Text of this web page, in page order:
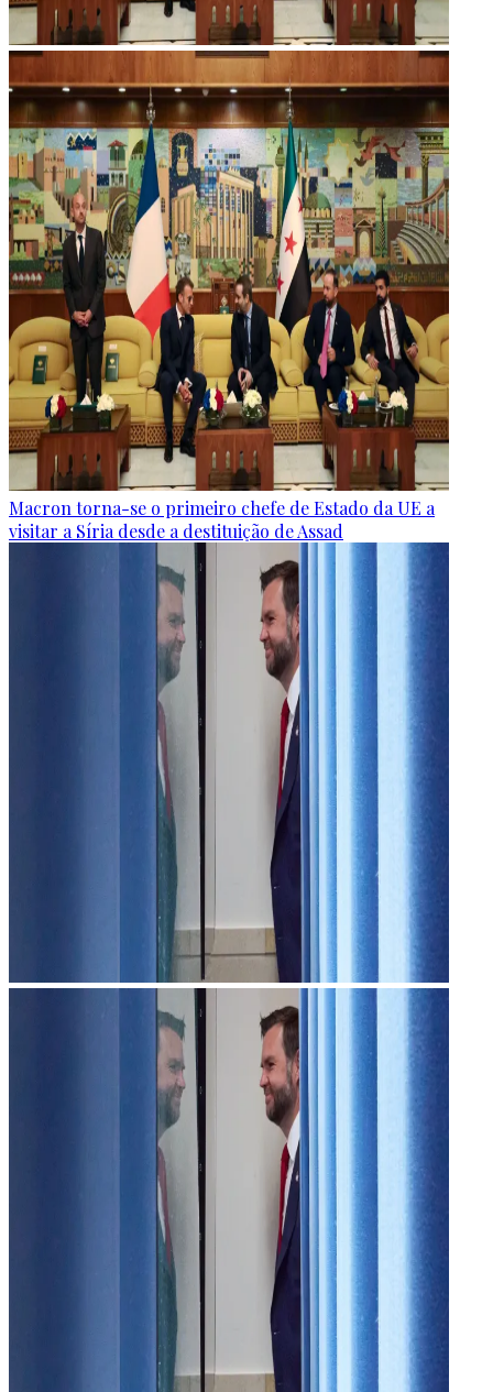
Macron torna-se o primeiro chefe de Estado da UE a
visitar a Síria desde a destituição de Assad